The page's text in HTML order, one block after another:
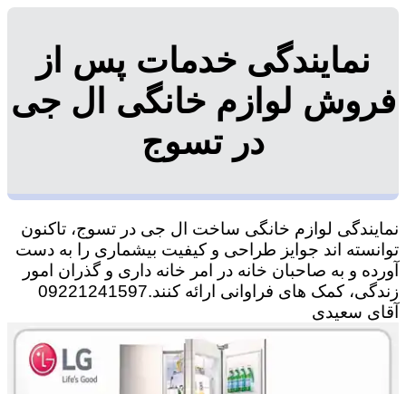
نمایندگی خدمات پس از
فروش لوازم خانگی ال جی
در تسوج
نمایندگی لوازم خانگی ساخت ال جی در تسوج، تاکنون
توانسته اند جوایز طراحی و کیفیت بیشماری را به دست
آورده و به صاحبان خانه در امر خانه داری و گذران امور
زندگی، کمک های فراوانی ارائه کنند.09221241597
آقای سعیدی